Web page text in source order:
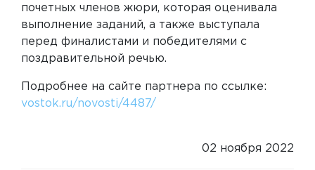
почетных членов жюри, которая оценивала
выполнение заданий, а также выступала
перед финалистами и победителями с
поздравительной речью.
Подробнее на сайте партнера по ссылке:
vostok.ru/novosti/4487/
02 ноября 2022